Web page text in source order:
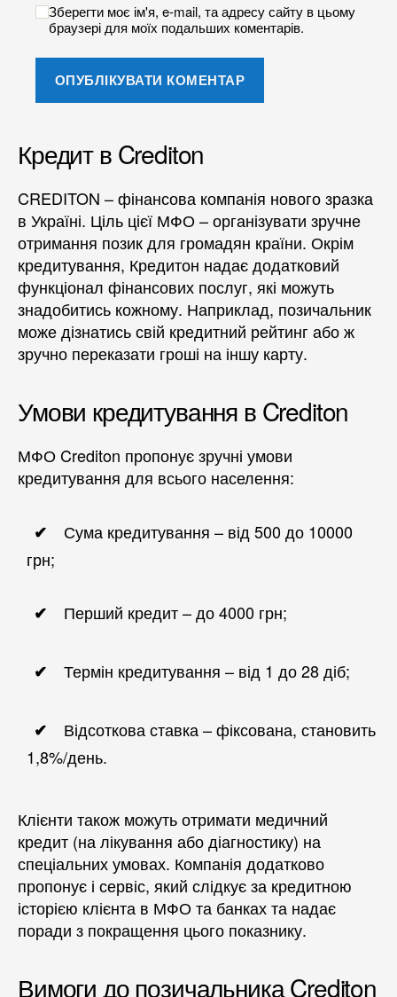
Зберегти моє ім'я, e-mail, та адресу сайту в цьому
браузері для моїх подальших коментарів.
Кредит в Crediton
CREDITON – фінансова компанія нового зразка
в Україні. Ціль цієї МФО – організувати зручне
отримання позик для громадян країни. Окрім
кредитування, Кредитон надає додатковий
функціонал фінансових послуг, які можуть
знадобитись кожному. Наприклад, позичальник
може дізнатись свій кредитний рейтинг або ж
зручно переказати гроші на іншу карту.
Умови кредитування в Crediton
МФО Crediton пропонує зручні умови
кредитування для всього населення:
Сума кредитування – від 500 до 10000
грн;
Перший кредит – до 4000 грн;
Термін кредитування – від 1 до 28 діб;
Відсоткова ставка – фіксована, становить
1,8%/день.
Клієнти також можуть отримати медичний
кредит (на лікування або діагностику) на
спеціальних умовах. Компанія додатково
пропонує і сервіс, який слідкує за кредитною
історією клієнта в МФО та банках та надає
поради з покращення цього показнику.
Вимоги до позичальника Crediton